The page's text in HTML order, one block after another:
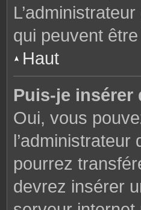
qui peuvent
Haut
Puis-je insérer
Oui, vous
pourrez
devrez insérer